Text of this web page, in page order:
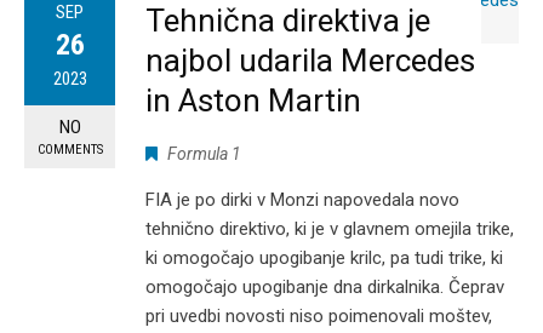
SEP
26
2023
NO
COMMENTS
Tehnična direktiva je
najbol udarila Mercedes
in Aston Martin
Formula 1
FIA je po dirki v Monzi napovedala novo
tehnično direktivo, ki je v glavnem omejila trike,
ki omogočajo upogibanje krilc, pa tudi trike, ki
omogočajo upogibanje dna dirkalnika. Čeprav
pri uvedbi novosti niso poimenovali moštev,